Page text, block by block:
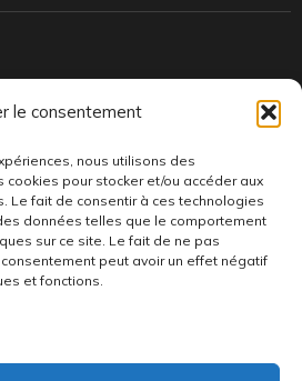
le consentement
nous utilisons des
pour stocker et/ou accéder aux
Le fait de consentir à ces technologies
données telles que le comportement
sur ce site. Le fait de ne pas
peut avoir un effet négatif
et fonctions.
dont des vinyles rares et exclusifs.
Termes & Condition•Mentions légales